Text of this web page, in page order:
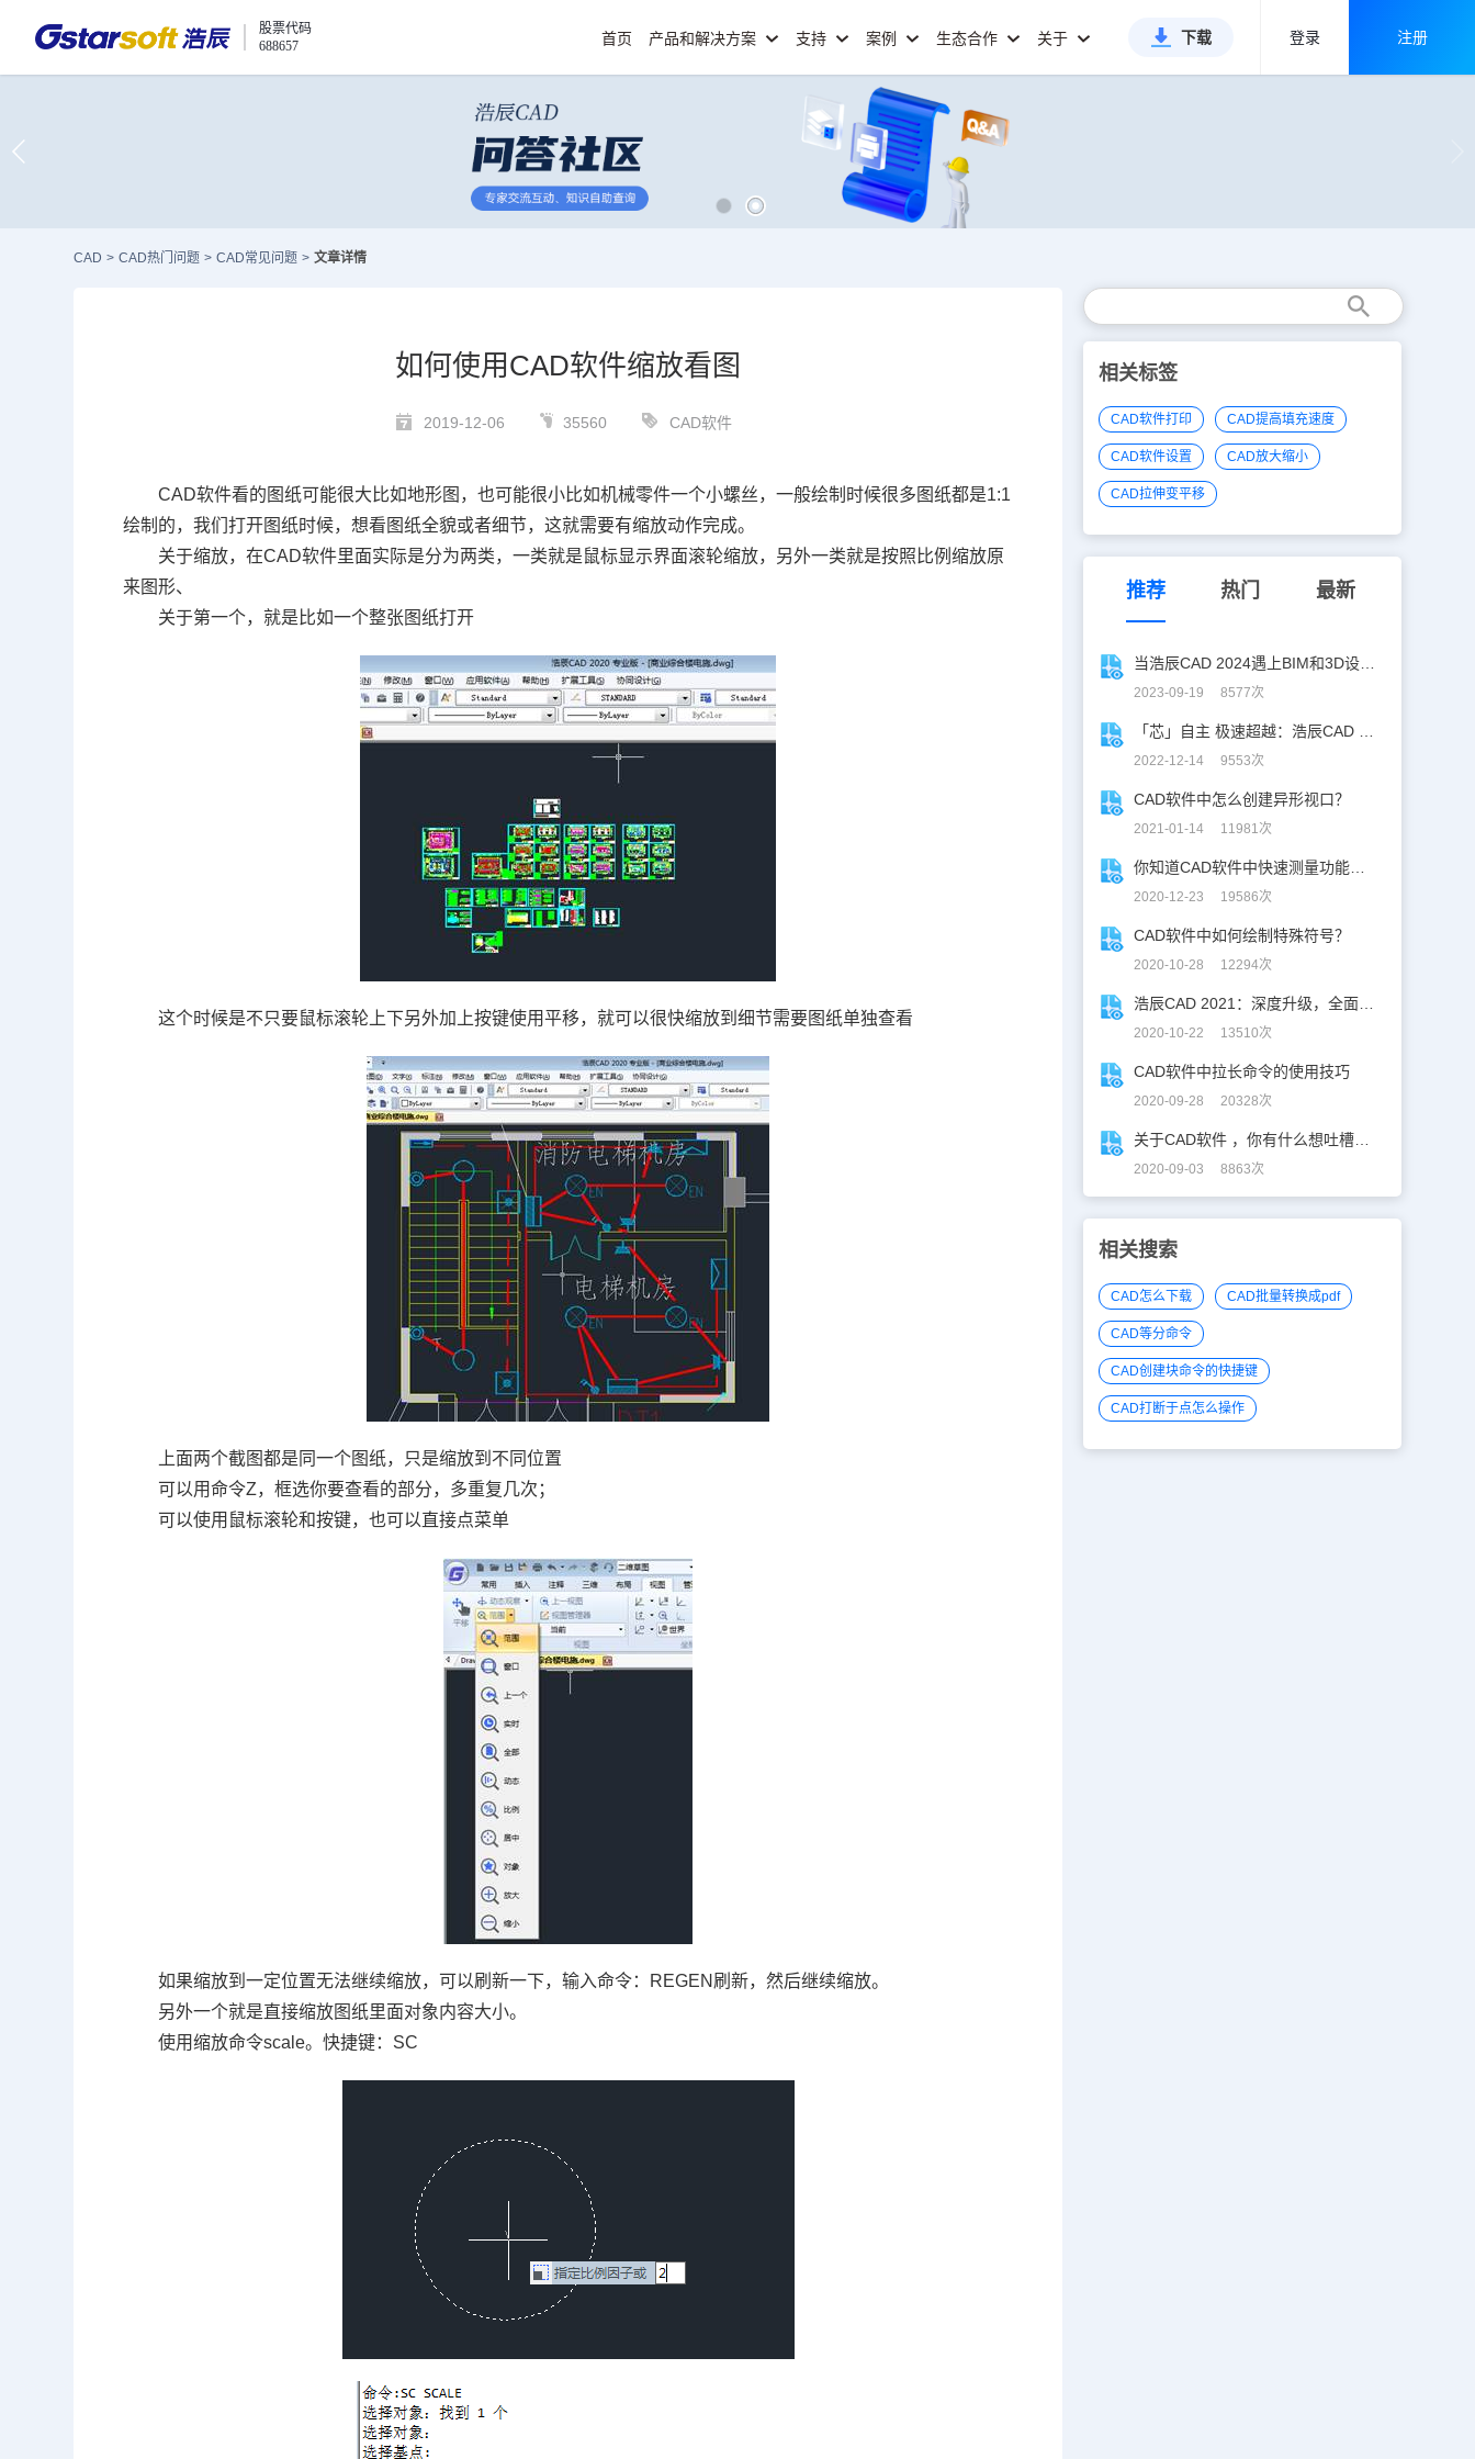
股票代码
688657
首页 产品和解决方案 支持 案例 生态合作 关于 下载 登录 注册
CAD > CAD热门问题 > CAD常见问题 > 文章详情
如何使用CAD软件缩放看图
2019-12-06 35560 CAD软件
CAD软件看的图纸可能很大比如地形图，也可能很小比如机械零件一个小螺丝，一般绘制时候很多图纸都是1:1
绘制的，我们打开图纸时候，想看图纸全貌或者细节，这就需要有缩放动作完成。
关于缩放，在CAD软件里面实际是分为两类，一类就是鼠标显示界面滚轮缩放，另外一类就是按照比例缩放原
来图形、
关于第一个，就是比如一个整张图纸打开
这个时候是不只要鼠标滚轮上下另外加上按键使用平移，就可以很快缩放到细节需要图纸单独查看
上面两个截图都是同一个图纸，只是缩放到不同位置
可以用命令Z，框选你要查看的部分，多重复几次；
可以使用鼠标滚轮和按键，也可以直接点菜单
如果缩放到一定位置无法继续缩放，可以刷新一下，输入命令： REGEN 刷新，然后继续缩放。
另外一个就是直接缩放图纸里面对象内容大小。
使用缩放命令scale。快捷键： SC
相关标签
CAD软件打印 CAD提高填充速度
CAD软件设置 CAD放大缩小
CAD拉伸变平移
推荐 热门 最新
2023-09-19 8577次
2022-12-14 9553次
CAD软件中怎么创建异形视口？
2021-01-14 11981次
2020-12-23 19586次
CAD软件中如何绘制特殊符号？
2020-10-28 12294次
2020-10-22 13510次
CAD软件中拉长命令的使用技巧
2020-09-28 20328次
2020-09-03 8863次
相关搜索
CAD怎么下载 CAD批量转换成pdf
CAD等分命令
CAD创建块命令的快捷键
CAD打断于点怎么操作